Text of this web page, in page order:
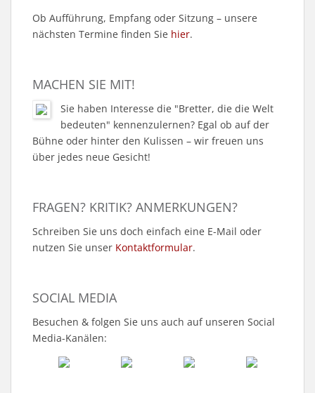
Ob Aufführung, Empfang oder Sitzung – unsere
nächsten Termine finden Sie hier.
MACHEN SIE MIT!
Sie haben Interesse die "Bretter, die die Welt
bedeuten" kennenzulernen? Egal ob auf der
Bühne oder hinter den Kulissen – wir freuen uns
über jedes neue Gesicht!
FRAGEN? KRITIK? ANMERKUNGEN?
Schreiben Sie uns doch einfach eine E-Mail oder
nutzen Sie unser Kontaktformular.
SOCIAL MEDIA
Besuchen & folgen Sie uns auch auf unseren Social
Media-Kanälen: